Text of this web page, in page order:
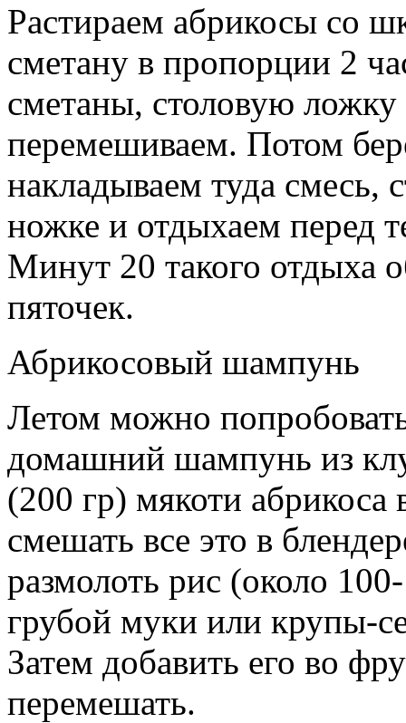
Растираем абрикосы со
сметану в пропорции 2
сметаны, столовую ложку
перемешиваем. Потом
накладываем туда смесь,
ножке и отдыхаем перед
Минут 20 такого отдыха
пяточек.
Абрикосовый шампунь
Летом можно
домашний шампунь из
(200 гр) мякоти абрикоса
смешать все это в
размолоть рис (около
грубой муки или крупы-
Затем добавить его во
перемешать.